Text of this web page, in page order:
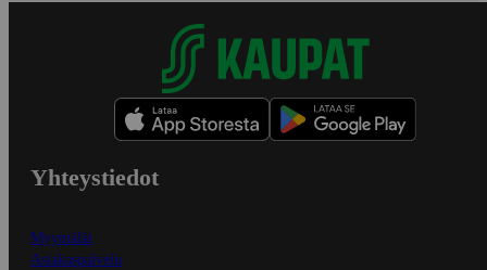
Yhteystiedot
Myymälät
Asiakaspalvelu